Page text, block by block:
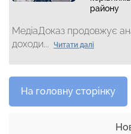
району
МедіаДоказ продовжує
доходи...
Читати далі
На головну сторінку